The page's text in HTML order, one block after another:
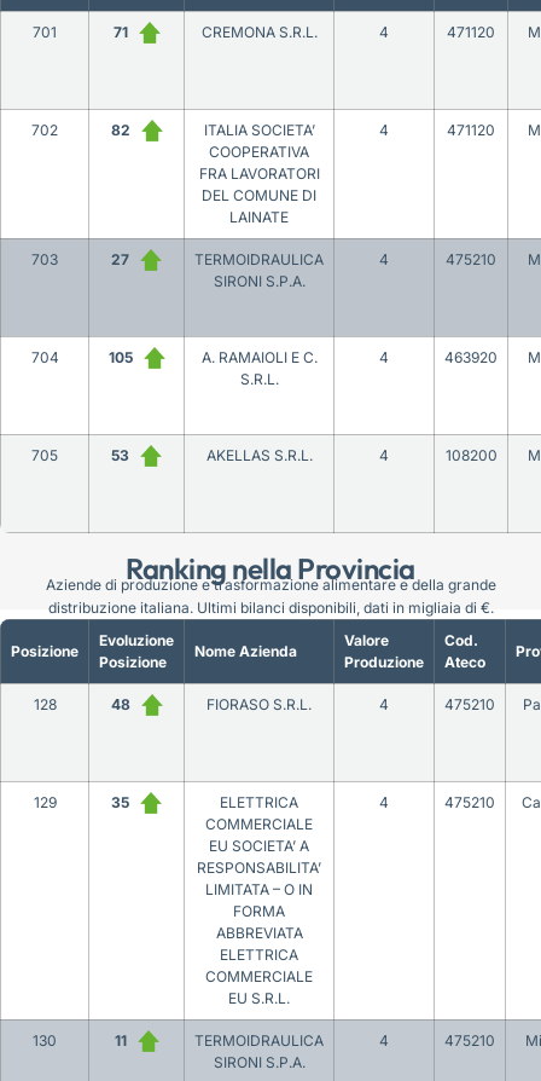
Ranking nella Provincia
701 71 CREMONA S.R.L. 4 471120
702 82
ITALIA SOCIETA’
COOPERATIVA
FRA LAVORATORI
DEL COMUNE DI
LAINATE
4 471120
703 27
TERMOIDRAULICA
SIRONI S.P.A.
4 475210
704 105
A. RAMAIOLI E C.
S.R.L.
4 463920
705 53 AKELLAS S.R.L. 4 108200
Posizione
Evoluzione
Posizione
Nome Azienda
Valore
Produzione
Cod.
Ateco
128 48 FIORASO S.R.L. 4 475210
129 35
ELETTRICA
COMMERCIALE
EU SOCIETA’ A
RESPONSABILITA’
LIMITATA – O IN
FORMA
ABBREVIATA
ELETTRICA
COMMERCIALE
EU S.R.L.
4 475210
130 11
TERMOIDRAULICA
SIRONI S.P.A.
4 475210
Aziende di produzione e trasformazione alimentare e della grande
distribuzione italiana. Ultimi bilanci disponibili, dati in migliaia di €.